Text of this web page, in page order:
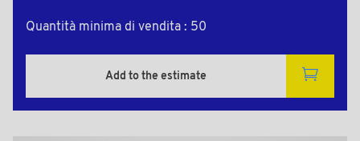
Quantità minima di vendita : 50
Add to the estimate